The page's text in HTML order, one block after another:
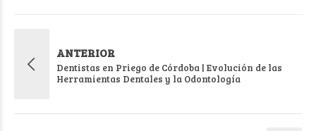
ANTERIOR
Dentistas en Priego de Córdoba | Evolución de las
Herramientas Dentales y la Odontología